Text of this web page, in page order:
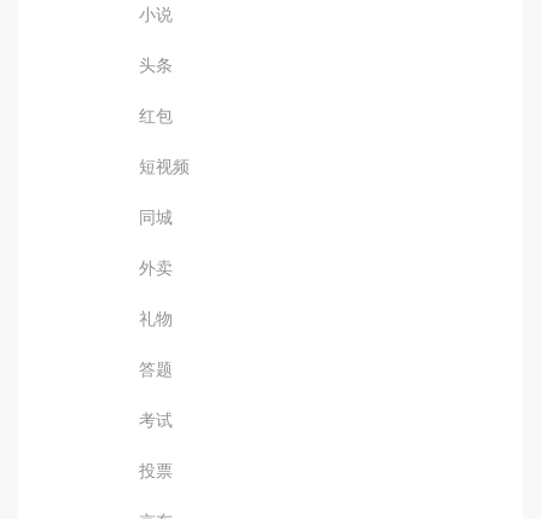
小说
头条
红包
短视频
同城
外卖
礼物
答题
考试
投票